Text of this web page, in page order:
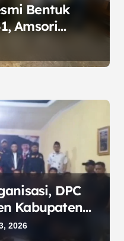
Bentuk
Amsori
DPC
Kabupaten
Ketua Umum
2026